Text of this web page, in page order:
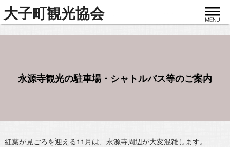
大子町観光協会 toggle
永源寺観光の駐車場・シャトルバス等のご案内
紅葉が見ごろを迎える11月は、永源寺周辺が大変混雑します。